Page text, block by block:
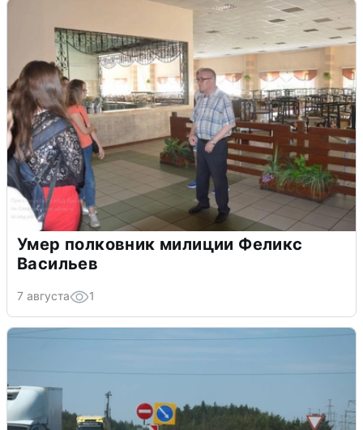
Умер полковник милиции Феликс
Васильев
7 августа 1